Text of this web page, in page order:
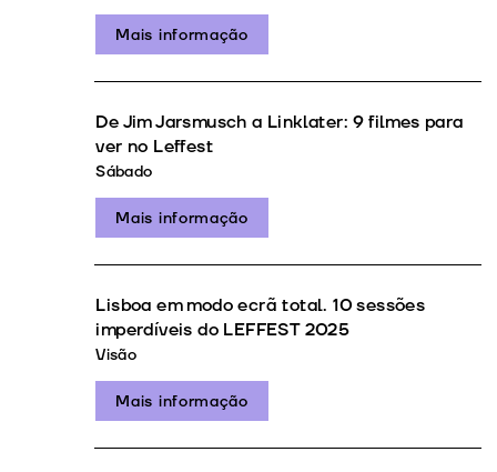
Mais informação
De Jim Jarsmusch a Linklater: 9 filmes para
ver no Leffest
Sábado
Mais informação
Lisboa em modo ecrã total. 10 sessões
imperdíveis do LEFFEST 2025
Visão
Mais informação